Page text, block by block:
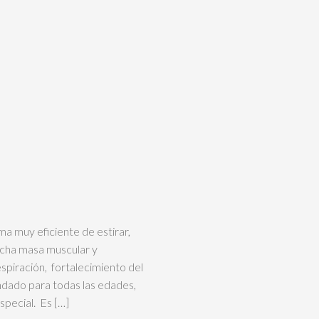
muy eficiente de estirar,
masa muscular y
fortalecimiento del
para todas las edades,
Es […]